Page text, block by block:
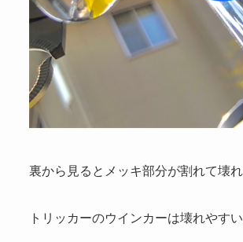
裏から見るとメッキ部分が割れて壊れ
トリッカーのウインカーは壊れやすい